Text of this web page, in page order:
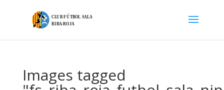
Images tagged